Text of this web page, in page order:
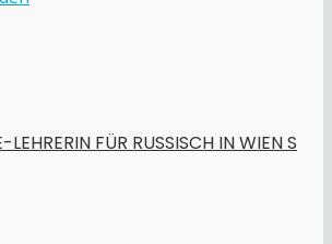
FÜR RUSSISCH IN WIEN S